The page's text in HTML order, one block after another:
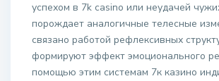
успехом в 7k casino или неудачей
порождает аналогичные телесные
связано работой рефлексивных
формируют эффект эмоционального
помощью этим системам 7к казино